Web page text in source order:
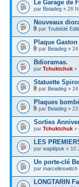
Le Garage de
par Beiadeg » 28
Nouveaux
par Toubédé
Plaque
par Beiadeg »
Bdioramas.
par Tchuktchuk »
Statuette
par Beiadeg » 24
Plaques
par Beiadeg »
Sorties
par Tchuktchuk »
LES
par wapitipok » 10
Un porte-clé
par marcelinswitch
LONGTARIN